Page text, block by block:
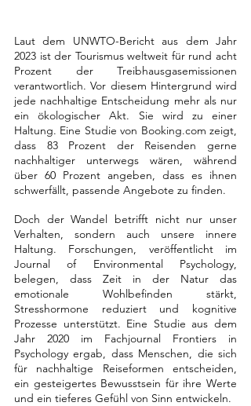
Laut dem UNWTO-Bericht aus dem Jahr
2023 ist der Tourismus weltweit für rund acht
Prozent der Treibhausgasemissionen
verantwortlich. Vor diesem Hintergrund wird
jede nachhaltige Entscheidung mehr als nur
ein ökologischer Akt. Sie wird zu einer
Haltung. Eine Studie von Booking.com zeigt,
dass 83 Prozent der Reisenden gerne
nachhaltiger unterwegs wären, während
über 60 Prozent angeben, dass es ihnen
schwerfällt, passende Angebote zu finden.
Doch der Wandel betrifft nicht nur unser
Verhalten, sondern auch unsere innere
Haltung. Forschungen, veröffentlicht im
Journal of Environmental Psychology,
belegen, dass Zeit in der Natur das
emotionale Wohlbefinden stärkt,
Stresshormone reduziert und kognitive
Prozesse unterstützt. Eine Studie aus dem
Jahr 2020 im Fachjournal Frontiers in
Psychology ergab, dass Menschen, die sich
für nachhaltige Reiseformen entscheiden,
ein gesteigertes Bewusstsein für ihre Werte
und ein tieferes Gefühl von Sinn entwickeln.